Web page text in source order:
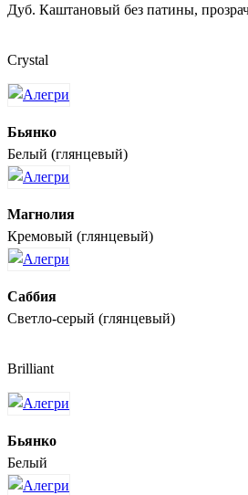
Дуб. Каштановый без патины,
Crystal
Бьянко
Белый (глянцевый)
Магнолия
Кремовый (глянцевый)
Саббия
Светло-серый (глянцевый)
Brilliant
Бьянко
Белый